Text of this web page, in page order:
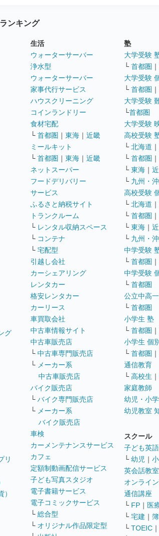
ンキング
グ
リ
生活
ウォーターサーバー
浄水型
ウォーターサーバー
家事代行サービス
ハウスクリーニング
コインランドリー
食材宅配
└ 首都圏 ｜ 東海 ｜ 近畿
ミールキット
└ 首都圏 ｜ 東海 ｜ 近畿
ネットスーパー
フードデリバリー
サービス
ふるさと納税サイト
トランクルーム
└ レンタル収納スペース
└ コンテナ
└ 宅配型
引越し会社
カーシェアリング
レンタカー
格安レンタカー
カーリース
車買取会社
中古車情報サイト
中古車販売店
└ 中古車専門販売店
└ メーカー系
中古車販売店
バイク販売店
└ バイク専門販売店
└ メーカー系
バイク販売店
車検
カーメンテナンスサービス
カフェ
定額制動画配信サービス
子ども写真スタジオ
電子書籍サービス
電子コミックサービス
└ 総合型
└ オリジナル作品限定型
塾
大学受験
└ 首都圏 ｜
大学受験
└ 首都圏 ｜
大学受験
└首都圏
大学受験
高校受験
└ 北海道 ｜
└ 首都圏 ｜
└ 東海 ｜
└ 九州・
高校受験
└ 北海道 ｜
└ 首都圏 ｜
└ 東海 ｜
└ 九州・
中学受験
└ 首都圏 ｜
中学受験
└ 首都圏
公立中高
└ 首都圏
小学生 塾
└ 首都圏 ｜
小学生 個
└ 首都圏 ｜
通信教育
└ 高校生 ｜
家庭教師
幼児・小
幼児教室
スクール
子ども英
└ 幼児 ｜
英会話教室
オンライ
通信講座
└ FP ｜ 医
└ 宅建 ｜
└ TOEIC ｜